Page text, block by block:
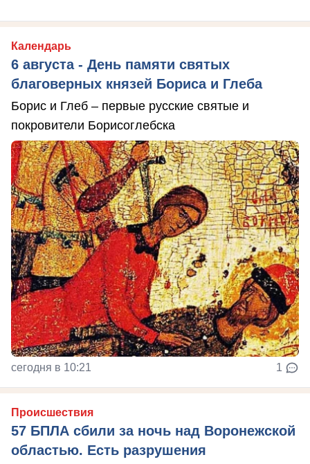
Календарь
6 августа - День памяти святых
благоверных князей Бориса и Глеба
Борис и Глеб – первые русские святые и
покровители Борисоглебска
сегодня в 10:21 1
Происшествия
57 БПЛА сбили за ночь над Воронежской
областью. Есть разрушения